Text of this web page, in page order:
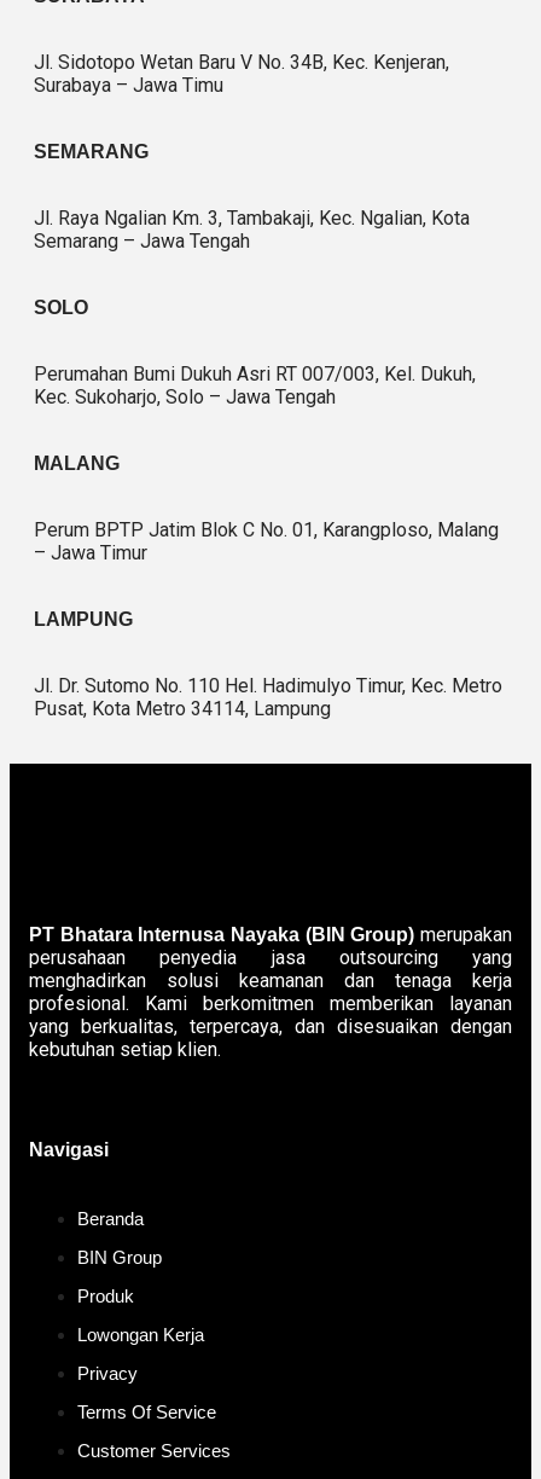
Jl. Sidotopo Wetan Baru V No. 34B, Kec. Kenjeran,
Surabaya – Jawa Timu
SEMARANG
Jl. Raya Ngalian Km. 3, Tambakaji, Kec. Ngalian, Kota
Semarang – Jawa Tengah
SOLO
Perumahan Bumi Dukuh Asri RT 007/003, Kel. Dukuh,
Kec. Sukoharjo, Solo – Jawa Tengah
MALANG
Perum BPTP Jatim Blok C No. 01, Karangploso, Malang
– Jawa Timur
LAMPUNG
Jl. Dr. Sutomo No. 110 Hel. Hadimulyo Timur, Kec. Metro
Pusat, Kota Metro 34114, Lampung
PT Bhatara Internusa Nayaka (BIN Group) merupakan
perusahaan penyedia jasa outsourcing yang
menghadirkan solusi keamanan dan tenaga kerja
profesional. Kami berkomitmen memberikan layanan
yang berkualitas, terpercaya, dan disesuaikan dengan
kebutuhan setiap klien.
Navigasi
Beranda
BIN Group
Produk
Lowongan Kerja
Privacy
Terms Of Service
Customer Services